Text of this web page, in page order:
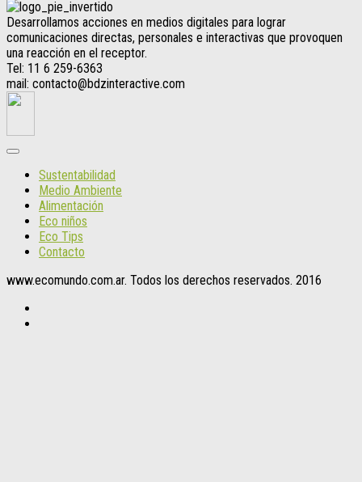
Desarrollamos acciones en medios digitales para lograr
comunicaciones directas, personales e interactivas que provoquen
una reacción en el receptor.
Tel: 11 6 259-6363
mail: contacto@bdzinteractive.com
Sustentabilidad
Medio Ambiente
Alimentación
Eco niños
Eco Tips
Contacto
www.ecomundo.com.ar. Todos los derechos reservados. 2016